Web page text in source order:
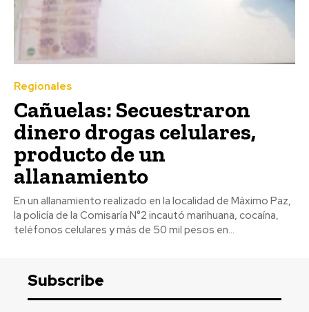
Regionales
Cañuelas: Secuestraron
dinero drogas celulares,
producto de un
allanamiento
En un allanamiento realizado en la localidad de Máximo Paz,
la policía de la Comisaría N°2 incautó marihuana, cocaína,
teléfonos celulares y más de 50 mil pesos en...
Subscribe